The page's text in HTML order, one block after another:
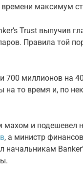
максимум
Trust выпучив
Правила той
700 миллионов на
на то время и, по
махом и подешевел
, а министр
начальникам